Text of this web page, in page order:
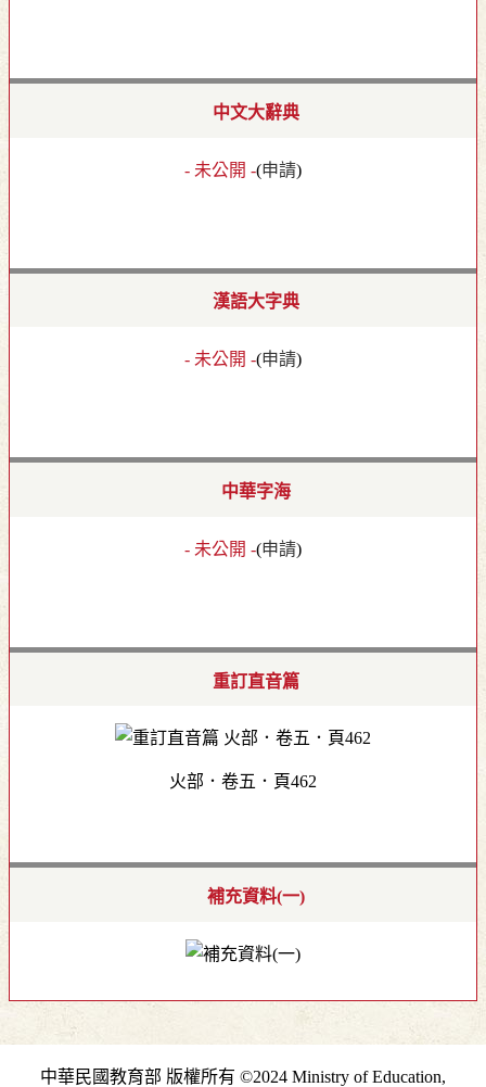
中文大辭典
- 未公開 -(申請)
漢語大字典
- 未公開 -(申請)
中華字海
- 未公開 -(申請)
重訂直音篇
火部．卷五．頁462
補充資料(一)
中華民國教育部 版權所有 ©2024 Ministry of Education,